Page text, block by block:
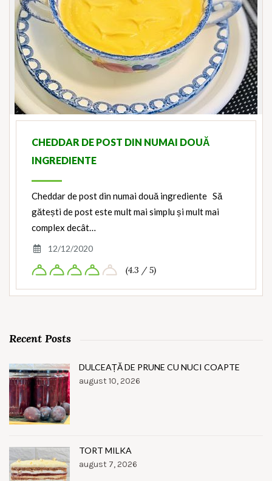
CHEDDAR DE POST DIN NUMAI DOUĂ
INGREDIENTE
Cheddar de post din numai două ingrediente Să
gătești de post este mult mai simplu și mult mai
complex decât…
12/12/2020
(4.3 / 5)
Recent Posts
DULCEAȚĂ DE PRUNE CU NUCI COAPTE
august 10, 2026
TORT MILKA
august 7, 2026